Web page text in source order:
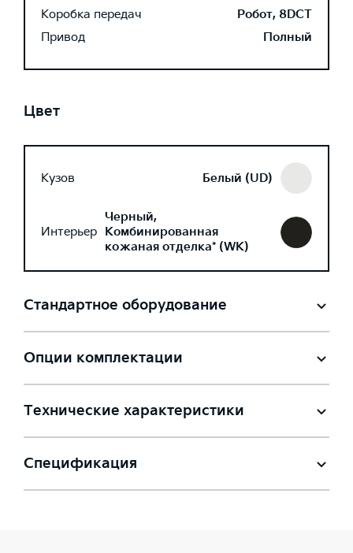
Коробка передач
Робот, 8DCT
Привод
Полный
Цвет
Кузов Белый (UD)
Интерьер
Черный,
Комбинированная
кожаная отделка* (WK)
Стандартное оборудование
Опции комплектации
Технические характеристики
Спецификация